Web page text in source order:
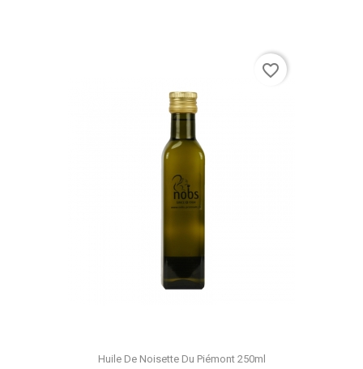
Huile De Noisette Du Piémont 250ml
favorite_border